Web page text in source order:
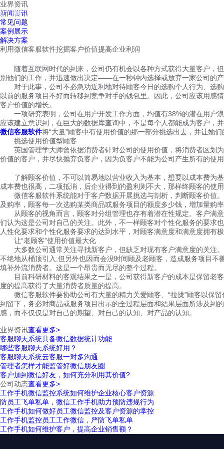
红鹰工作手机
业界资讯
新闻资讯
常见问题
案例展示
解决方案
利用微信客服软件挖掘客户价值提高企业利润
随着互联网时代的到来，公司仍有机会以各种方式获得大量客户，
别他们的工作，并迅速做出决定——在一秒钟内选择或放弃一家公司的
对于此事，公司不必急功近利地对待顾客今日的选购个人行为、选
以前的服务项目不好而转移到竞争对手的钱包里。因此，公司应该用
客户价值的增长。
一项研究表明，公司在用户开发工作方面，均值有38%的潜在用户
应该建立意识到，在巨大的数据库查询中，不是每个人都能成为客户，
微信客服软件将“大量”顾客中有使用价值的那一部分挑选出去，并让她
挑选使用价值型顾客
英国管理学大师曾依据消费者针对公司的使用价值，将消费者区划
价值的客户，并尽快抛弃负客户，因为负客户不能为公司产生所有的使
了解顾客价值，不可以简易地以营业收入为基本，想要以成本费为
成本费也很高，二项抵消，后企业得到的盈利则不大，那样终顾客的使
微信客服软件系统能对于客户数据开展挑选与剖析，判断顾客价值
及购率，顾客每一次选购某类商品或服务项目的额度多少钱，增加量购
从顾客的视角而言，顾客对分组管理也存有着潜在性规定。客户满
们认为这是公司对自己的关注。此外，不一样顾客对个性化服务的要求
人性化要求和个性化服务要求的达到水平，对顾客满意度和满意度拥有
让“老顾客”使用价值最大化
大多数公司通常关注寻找新客户，但缺乏对现有客户满意度的关注。
不绝地从桶顶引入;但另外也因而会没时间顾及老顾客，造成服务项目
填补外流消费者。这是一个昂贵而无尽的整个过程。
目前科研材料的客观结果之一是，公司获得新客户的成本是保留老
度的提高获得了大量消费者质量的提高。
微信客服软件要协助公司有大量的精力关爱顾客、“拉拢”顾客以保留
到留下，务必对商品或服务项目出示的全过程层面和結果层面所涉及到
感，而不仅仅是对自己的期望、对自己的认知、对产品的认知。
业界资讯查看更多>
客服聊天系统具备微信数据统计功能
哪些客服聊天系统好用？
客服聊天系统云客服一对多沟通
管理者怎样才能监管好微信朋友圈
客户加到微信好友，如何充分利用其价值?
公司动态查看更多>
工作手机微信监控系统如何维护企业核心客户资源
防员工飞单私单，微信工作手机助力预防违规行为
工作手机如何做好员工微信监控及客户资源的掌控
工作手机监控员工工作微信，严防飞单私单
工作手机如何维护客户，提高企业销售额？